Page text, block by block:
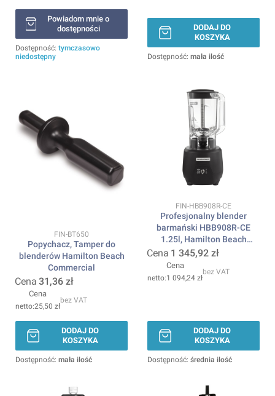
Powiadom mnie o
dostępności
Dostępność: tymczasowo
niedostępny
DODAJ DO
KOSZYKA
Dostępność: mała ilość
Kod produktu
FIN-BT650
Popychacz, Tamper do
blenderów Hamilton Beach
Commercial
Cena 31,36 zł
Cena
25,50 zł
bez VAT
DODAJ DO
KOSZYKA
Dostępność: mała ilość
Kod produktu
FIN-HBB908R-CE
Profesjonalny blender
barmański HBB908R-CE
1.25l, Hamilton Beach
Commercial
Cena 1 345,92 zł
Cena
1 094,24 zł
bez VAT
DODAJ DO
KOSZYKA
Dostępność: średnia ilość